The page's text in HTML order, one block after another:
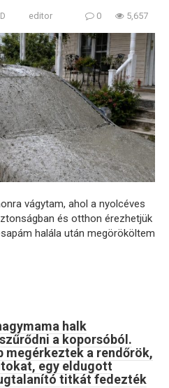
editor 0 5,657
vágytam, ahol a nyolcéves
és otthon érezhetjük
halála után megörököltem
halk
a koporsóból.
megérkeztek a rendőrök,
egy eldugott
titkát fedezték